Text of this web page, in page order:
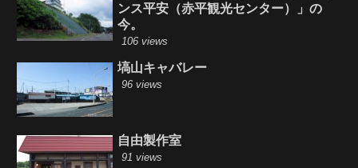
ンス平安（赤平観光センター）」の
今。
106 views
塙山キャバレー
96 views
自由製作室
91 views